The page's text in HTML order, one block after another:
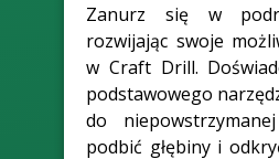
Zanurz się w
rozwijając swoje
w Craft Drill.
podstawowego
do
podbić głębiny i